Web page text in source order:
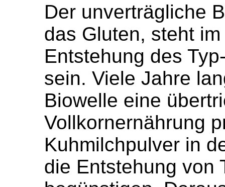
Der unverträgliche
das Gluten, steht
Entstehung des
sein. Viele Jahre
Biowelle eine
Vollkornernährung
Kuhmilchpulver in
die Entstehung von